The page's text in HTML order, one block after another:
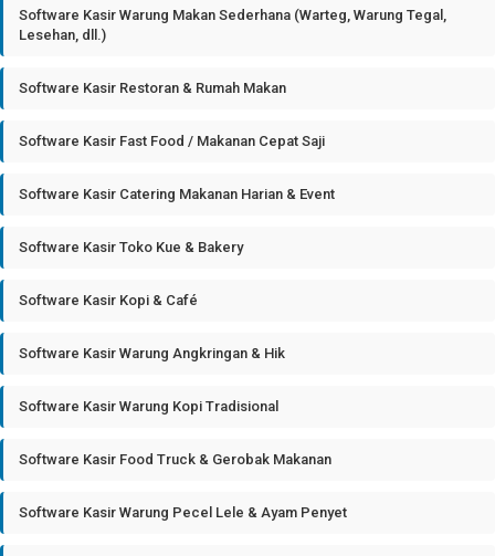
Software Kasir Warung Makan Sederhana (Warteg, Warung Tegal,
Lesehan, dll.)
Software Kasir Restoran & Rumah Makan
Software Kasir Fast Food / Makanan Cepat Saji
Software Kasir Catering Makanan Harian & Event
Software Kasir Toko Kue & Bakery
Software Kasir Kopi & Café
Software Kasir Warung Angkringan & Hik
Software Kasir Warung Kopi Tradisional
Software Kasir Food Truck & Gerobak Makanan
Software Kasir Warung Pecel Lele & Ayam Penyet